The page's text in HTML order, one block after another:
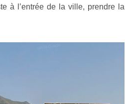
à l’entrée de la ville, prendre la